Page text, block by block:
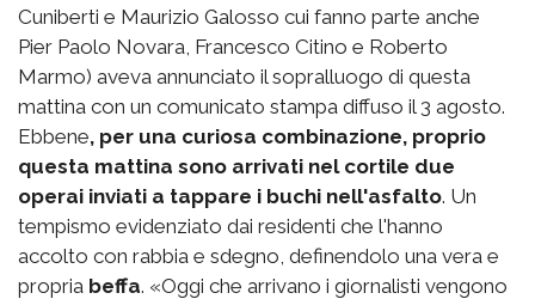
Cuniberti e Maurizio Galosso cui fanno parte anche
Pier Paolo Novara, Francesco Citino e Roberto
Marmo) aveva annunciato il sopralluogo di questa
mattina con un comunicato stampa diffuso il 3 agosto.
Ebbene, per una curiosa combinazione, proprio
questa mattina sono arrivati nel cortile due
operai inviati a tappare i buchi nell'asfalto. Un
tempismo evidenziato dai residenti che l'hanno
accolto con rabbia e sdegno, definendolo una vera e
propria beffa. «Oggi che arrivano i giornalisti vengono